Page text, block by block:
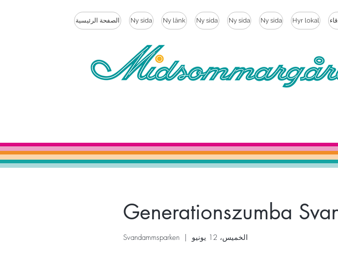
الصفحة الرئيسية Ny sida Ny länk Ny sida Ny sida Ny sida Hyr lokal
Generationszumba
الخميس، 12 يونيو
  |
Svandammsparken